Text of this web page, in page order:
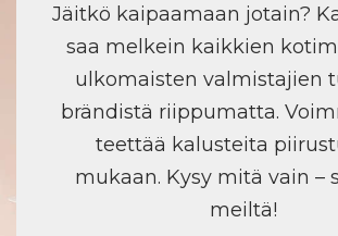
Jäitkö kaipaamaan jotain?
saa melkein kaikkien
ulkomaisten valmistajien
brändistä riippumatta.
teettää kalusteita
mukaan. Kysy mitä vain –
meiltä!